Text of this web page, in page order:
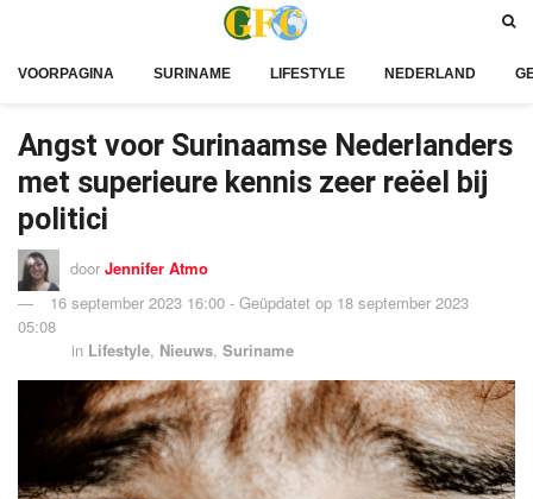
VOORPAGINA SURINAME LIFESTYLE NEDERLAND
Angst voor Surinaamse Nederlanders
met superieure kennis zeer reëel bij
politici
door Jennifer Atmo
16 september 2023 16:00 - Geüpdatet op 18 september 2023
05:08
in Lifestyle, Nieuws, Suriname